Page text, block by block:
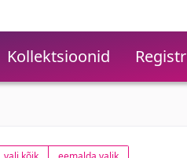
Kollektsioonid